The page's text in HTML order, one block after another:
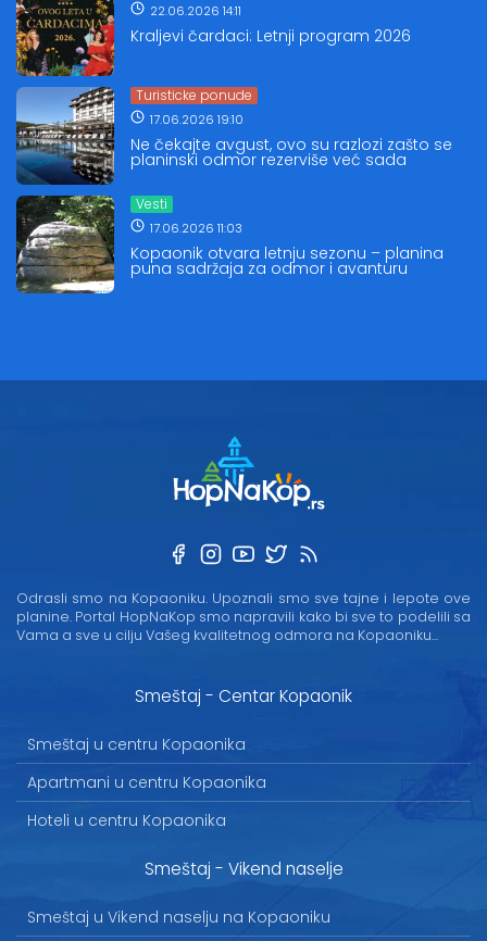
22.06.2026 14:11
Kraljevi čardaci: Letnji program 2026
Turisticke ponude
17.06.2026 19:10
Ne čekajte avgust, ovo su razlozi zašto se
planinski odmor rezerviše već sada
Vesti
17.06.2026 11:03
Kopaonik otvara letnju sezonu – planina
puna sadržaja za odmor i avanturu
Odrasli smo na Kopaoniku. Upoznali smo sve tajne i lepote ove
planine. Portal HopNaKop smo napravili kako bi sve to podelili sa
Vama a sve u cilju Vašeg kvalitetnog odmora na Kopaoniku...
Smeštaj - Centar Kopaonik
Smeštaj u centru Kopaonika
Apartmani u centru Kopaonika
Hoteli u centru Kopaonika
Smeštaj - Vikend naselje
Smeštaj u Vikend naselju na Kopaoniku